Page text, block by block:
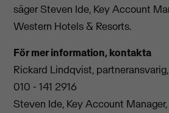
säger Steven Ide, Key Account
Western Hotels & Resorts.
För mer information, kontakta
Rickard Lindqvist,
010 - 141 2916
Steven Ide, Key Account